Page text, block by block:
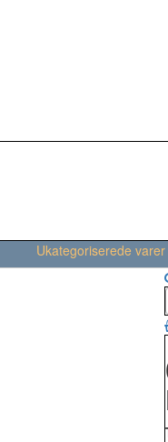
Ukategoriserede varer